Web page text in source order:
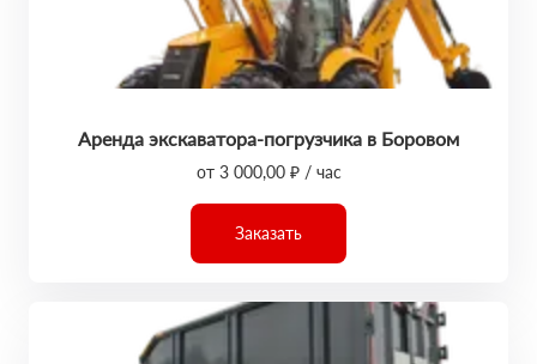
Аренда экскаватора-погрузчика в Боровом
от 3 000,00 ₽ / час
Заказать